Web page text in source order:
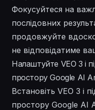
Фокусуйтеся на
послідовних
продовжуйте
не відповідатиме
Налаштуйте VEO 3 і
простору Google AI
Встановіть VEO 3 і
простору Google AI